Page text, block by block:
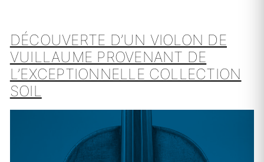
DÉCOUVERTE D’UN VIOLON DE
VUILLAUME PROVENANT DE
L’EXCEPTIONNELLE COLLECTION
SOIL